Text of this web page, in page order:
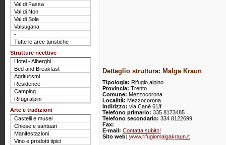
Dettaglio struttura: Malga Kraun
Tipologia: Rifugio alpino
Provincia: Trento
Comune: Mezzocorona
Località: Mezzocorona
Indirizzo: via Canè 61/f
Telefono primario: 335 8173485
Telefono secondario: 334 8122699
Fax:
E-mail: Contatta subito!
Sito web: www.rifugiomalgakraun.it
Val di Fassa
Val di Non
Val di Sole
Valsugana
-
Tutte le aree turistiche
Strutture ricettive
Hotel - Alberghi
Bed and Breakfast
Agriturismi
Residence
Camping
Rifugi alpini
Arte e tradizioni
Castelli e musei
Chiese e santuari
Manifestazioni
Vino e prodotti tipici